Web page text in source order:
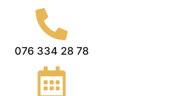
076 334 28 78